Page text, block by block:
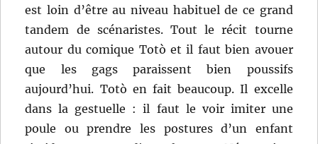
est loin d’être au niveau habituel de ce grand
tandem de scénaristes. Tout le récit tourne
autour du comique Totò et il faut bien avouer
que les gags paraissent bien poussifs
aujourd’hui. Totò en fait beaucoup. Il excelle
dans la gestuelle : il faut le voir imiter une
poule ou prendre les postures d’un enfant